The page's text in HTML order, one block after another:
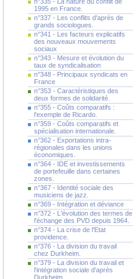
1995 en France.
n°337 - Les conflits d'après de
grands sociologues.
n°341 - Les facteurs explicatifs
des nouveaux mouvements
sociaux
n°343 - Mesure et évolution du
taux de syndicalisation
n°348 - Principaux syndicats en
France
n°353 - Caractéristiques des
deux formes de solidarité.
n°355 - Coûts comparatifs :
l'exemple de Ricardo.
n°359 - Coûts comparatifs et
spécialisation internationale.
n°362 - Exportations intra-
régionales dans les unions
économiques.
n°364 - IDE et investissements
de portefeuille dans certaines
zones.
n°367 - Identité sociale des
musiciens de jazz.
n°369 - Intégration et déviance
n°372 - L'évolution des termes de
l'échange des PVD depuis 1964.
n°374 - La crise de l'Etat
providence.
n°376 - La division du travail
chez Durkheim.
n°379 - La division du travail et
l'intégration sociale d'après
Durkheim.